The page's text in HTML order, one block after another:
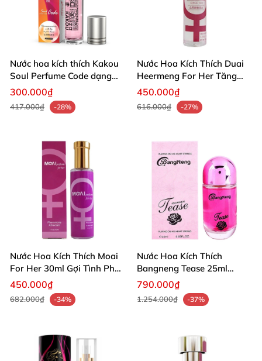
Nước hoa kích thích Kakou
Soul Perfume Code dạng
lăn 10ml hưng phấn
300.000₫
417.000₫ -28%
Nước Hoa Kích Thích Duai
Heermeng For Her Tăng
Hưng Phấn Nữ
450.000₫
616.000₫ -27%
Nước Hoa Kích Thích Moai
For Her 30ml Gợi Tình Phổ
Biến
450.000₫
682.000₫ -34%
Nước Hoa Kích Thích
Bangneng Tease 25ml
Quyến Rũ Mạnh Mẽ
790.000₫
1.254.000₫ -37%